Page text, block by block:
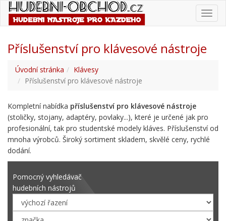
Příslušenství pro klávesové nástroje
Úvodní stránka
Klávesy
Příslušenství pro klávesové nástroje
Kompletní nabídka příslušenství pro klávesové nástroje
(stoličky, stojany, adaptéry, povlaky...), které je určené jak pro
profesionální, tak pro studentské modely kláves. Příslušenství od
mnoha výrobců. Široký sortiment skladem, skvělé ceny, rychlé
dodání.
Pomocný vyhledávač
hudebních nástrojů